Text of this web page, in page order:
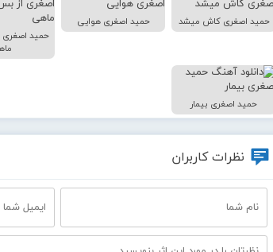
حمید اصغری کاش میشد
حمید اصغری هوایی
حمید اصغری
حمید اصغری بیمار
نظرات کاربران